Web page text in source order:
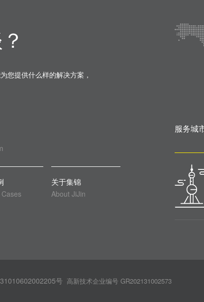
您提供什么样的解决方案，
关于集锦
About JiJin
服务城
号 高新技术企业编号 GR202131002573